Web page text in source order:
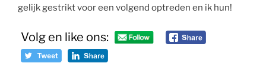
gelijk gestrikt voor een volgend optreden en ik hun!
Volg en like ons: